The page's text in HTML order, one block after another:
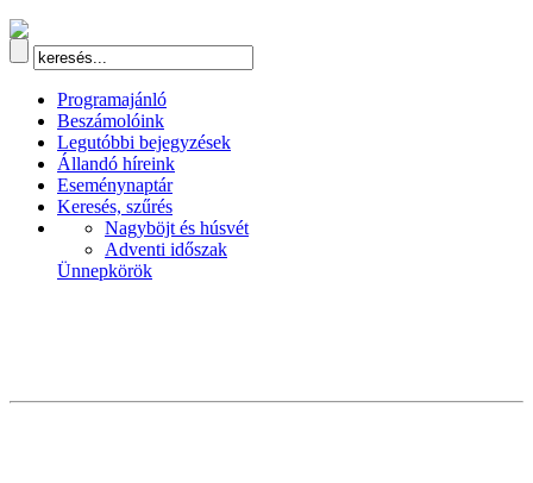
Programajánló
Beszámolóink
Legutóbbi bejegyzések
Állandó híreink
Eseménynaptár
Keresés, szűrés
Nagyböjt és húsvét
Adventi időszak
Ünnepkörök